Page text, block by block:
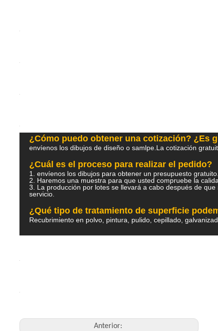
¿Cómo puedo obtener una cotización? ¿Es
envíenos los dibujos de diseño o samlpe.La cotización
¿Cuál es el proceso para realizar el pedido?
1. envíenos los dibujos para obtener un presupuesto
2. Haremos una muestra para que usted compruebe la
3. La producción por lotes se llevará a cabo después de
servicio.
¿Qué tipo de tratamiento de superficie
Recubrimiento en polvo, pintura, pulido, cepillado,
Anterior: